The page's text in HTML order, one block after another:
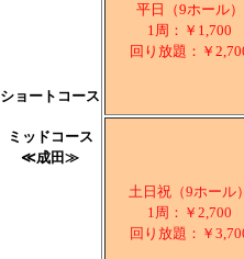
ショートコース
ミッドコース
≪成田≫
平日（9ホール）
1周：￥1,700
回り放題：￥
土日祝（9ホール
1周：￥2,700
回り放題：￥